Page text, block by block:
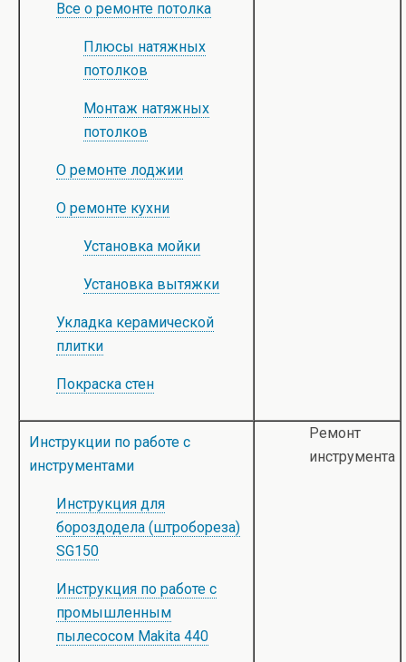
Все о ремонте потолка
Плюсы натяжных
потолков
Монтаж натяжных
потолков
О ремонте лоджии
О ремонте кухни
Установка мойки
Установка вытяжки
Укладка керамической
плитки
Покраска стен
Инструкции по работе с
инструментами
Инструкция для
бороздодела (штробореза)
SG150
Инструкция по работе с
промышленным
пылесосом Makita 440
Ремонт
инструмента